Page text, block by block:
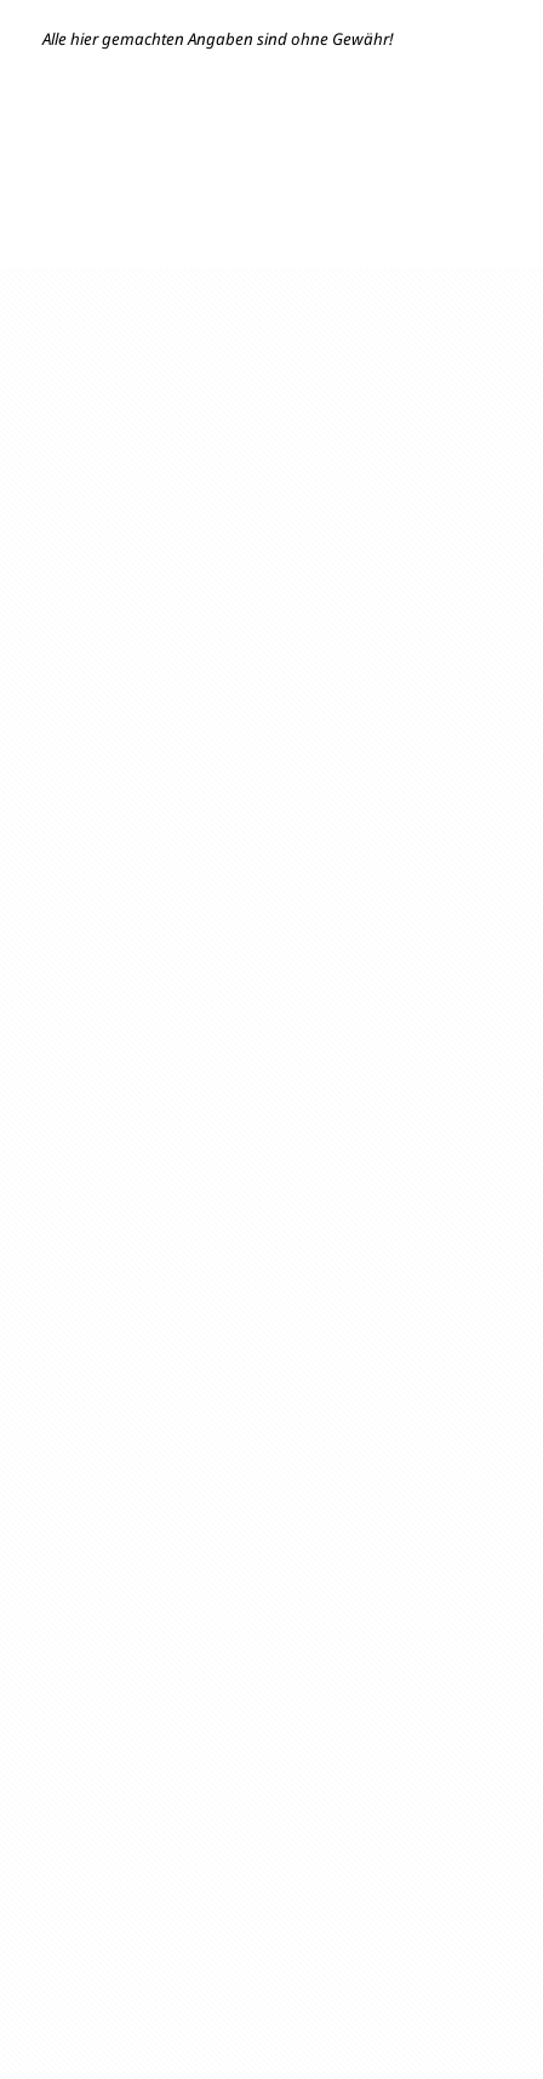
Alle hier gemachten Angaben sind ohne Gewähr!